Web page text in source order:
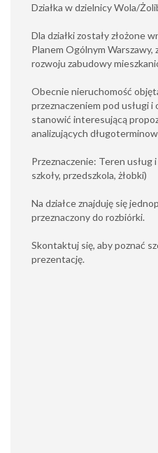
Działka w dzielnicy Wola/
Dla działki zostały złożone
Planem Ogólnym Warszawy,
rozwoju zabudowy
Obecnie nieruchomość
przeznaczeniem pod usługi
stanowić interesującą
analizujących
Przeznaczenie: Teren usług
szkoły, przedszkola, żłobki)
Na działce znajduję się
przeznaczony do rozbiórki.
Skontaktuj się, aby poznać
prezentację.